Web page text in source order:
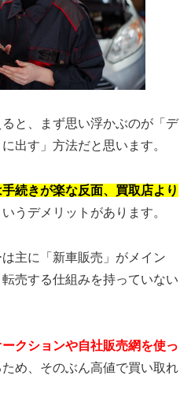
と、まず思い浮かぶのが「デ
出す」方法だと思います。
続きが楽な反面、買取店より
いうデメリットがあります。
主に「新車販売」がメイン
売する仕組みを持っていない
ークションや自社販売網を使っ
ため、そのぶん高値で買い取れ